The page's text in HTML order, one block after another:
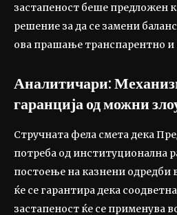
застапеност беше предложен
решение за да се замени
ова прашање транспарентно
Аналитичари:
гаранција од можни
Стручната фела смета дека
потреба од институционална
постоење на казнени одредби
ќе се гарантира дека
застапеност ќе се применува